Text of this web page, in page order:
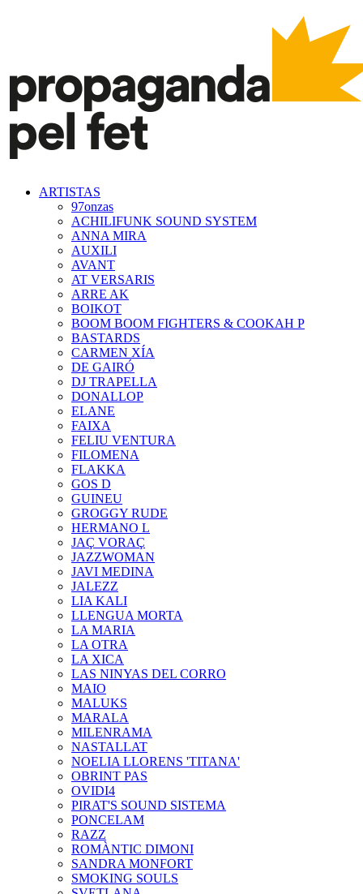
ARTISTAS
97onzas
ACHILIFUNK SOUND SYSTEM
ANNA MIRA
AUXILI
AVANT
AT VERSARIS
ARRE AK
BOIKOT
BOOM BOOM FIGHTERS & COOKAH P
BASTARDS
CARMEN XÍA
DE GAIRÓ
DJ TRAPELLA
DONALLOP
ELANE
FAIXA
FELIU VENTURA
FILOMENA
FLAKKA
GOS D
GUINEU
GROGGY RUDE
HERMANO L
JAÇ VORAÇ
JAZZWOMAN
JAVI MEDINA
JALEZZ
LIA KALI
LLENGUA MORTA
LA MARIA
LA OTRA
LA XICA
LAS NINYAS DEL CORRO
MAIO
MALUKS
MARALA
MILENRAMA
NASTALLAT
NOELIA LLORENS 'TITANA'
OBRINT PAS
OVIDI4
PIRAT'S SOUND SISTEMA
PONCELAM
RAZZ
ROMÀNTIC DIMONI
SANDRA MONFORT
SMOKING SOULS